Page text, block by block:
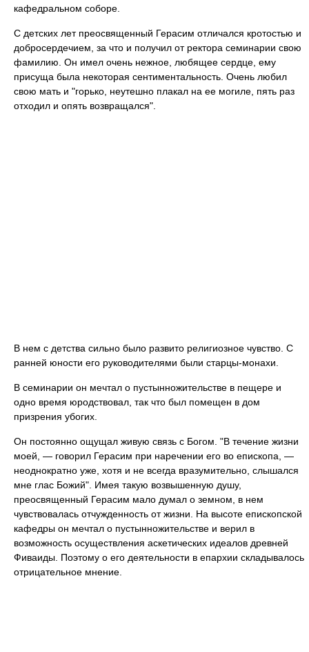
кафедральном соборе.
С детских лет преосвященный Герасим отличался кротостью и
добросердечием, за что и получил от ректора семинарии свою
фамилию. Он имел очень нежное, любящее сердце, ему
присуща была некоторая сентиментальность. Очень любил
свою мать и "горько, неутешно плакал на ее могиле, пять раз
отходил и опять возвращался".
В нем с детства сильно было развито религиозное чувство. С
ранней юности его руководителями были старцы-монахи.
В семинарии он мечтал о пустынножительстве в пещере и
одно время юродствовал, так что был помещен в дом
призрения убогих.
Он постоянно ощущал живую связь с Богом. "В течение жизни
моей, — говорил Герасим при наречении его во епископа, —
неоднократно уже, хотя и не всегда вразумительно, слышался
мне глас Божий". Имея такую возвышенную душу,
преосвященный Герасим мало думал о земном, в нем
чувствовалась отчужденность от жизни. На высоте епископской
кафедры он мечтал о пустынножительстве и верил в
возможность осуществления аскетических идеалов древней
Фиваиды. Поэтому о его деятельности в епархии складывалось
отрицательное мнение.